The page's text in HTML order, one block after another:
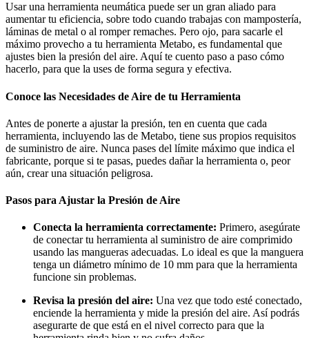
Usar una herramienta neumática puede ser un gran aliado para
aumentar tu eficiencia, sobre todo cuando trabajas con mampostería,
láminas de metal o al romper remaches. Pero ojo, para sacarle el
máximo provecho a tu herramienta Metabo, es fundamental que
ajustes bien la presión del aire. Aquí te cuento paso a paso cómo
hacerlo, para que la uses de forma segura y efectiva.
Conoce las Necesidades de Aire de tu Herramienta
Antes de ponerte a ajustar la presión, ten en cuenta que cada
herramienta, incluyendo las de Metabo, tiene sus propios requisitos
de suministro de aire. Nunca pases del límite máximo que indica el
fabricante, porque si te pasas, puedes dañar la herramienta o, peor
aún, crear una situación peligrosa.
Pasos para Ajustar la Presión de Aire
Conecta la herramienta correctamente: Primero, asegúrate
de conectar tu herramienta al suministro de aire comprimido
usando las mangueras adecuadas. Lo ideal es que la manguera
tenga un diámetro mínimo de 10 mm para que la herramienta
funcione sin problemas.
Revisa la presión del aire: Una vez que todo esté conectado,
enciende la herramienta y mide la presión del aire. Así podrás
asegurarte de que está en el nivel correcto para que la